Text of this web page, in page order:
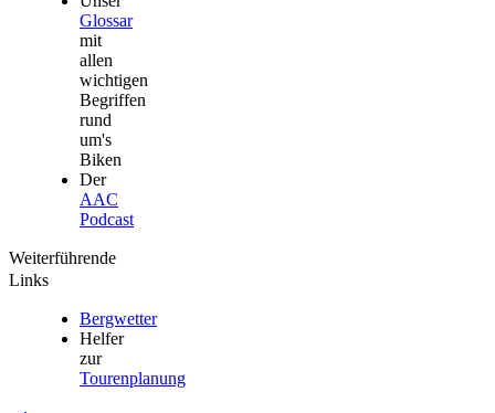
Glossar
mit
allen
wichtigen
Begriffen
rund
um's
Biken
Der
AAC
Podcast
Weiterführende
Links
Bergwetter
Helfer
zur
Tourenplanung